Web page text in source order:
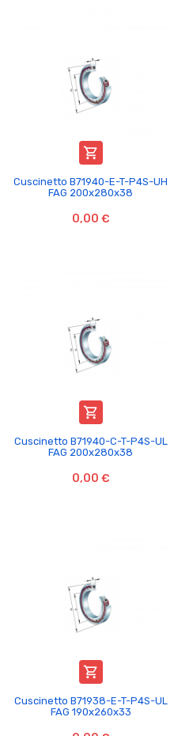

Cuscinetto B71940-E-T-P4S-UH
FAG 200x280x38
0,00 €

Cuscinetto B71940-C-T-P4S-UL
FAG 200x280x38
0,00 €

Cuscinetto B71938-E-T-P4S-UL
FAG 190x260x33